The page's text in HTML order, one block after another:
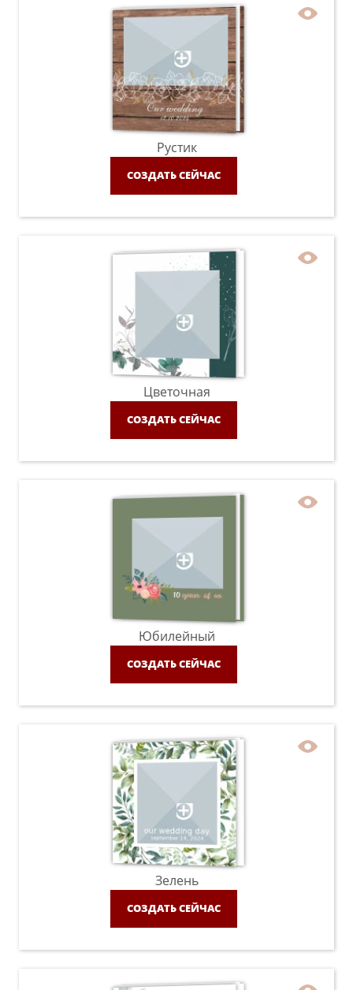
Рустик
СОЗДАТЬ СЕЙЧАС
Цветочная
СОЗДАТЬ СЕЙЧАС
Юбилейный
СОЗДАТЬ СЕЙЧАС
Зелень
СОЗДАТЬ СЕЙЧАС